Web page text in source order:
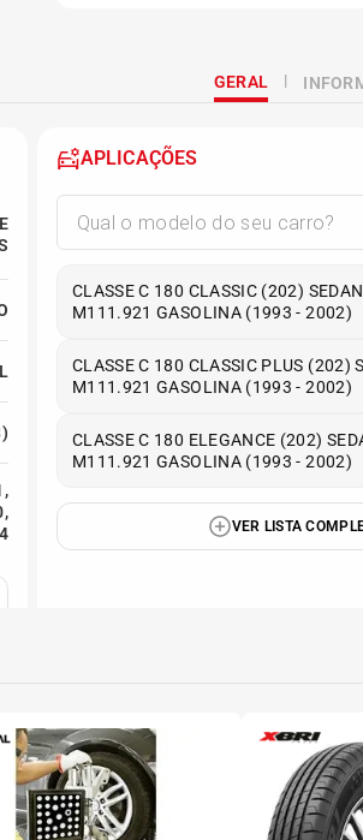
GERAL
APLICAÇÕES
CLASSE C 180 CLASSIC (202)
M111.921 GASOLINA (1993 - 2002)
CLASSE C 180 CLASSIC PLUS (202)
M111.921 GASOLINA (1993 - 2002)
CLASSE C 180 ELEGANCE (202)
M111.921 GASOLINA (1993 - 2002)
VER LISTA